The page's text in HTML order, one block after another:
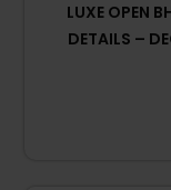
LUXE OPEN
DETAILS –